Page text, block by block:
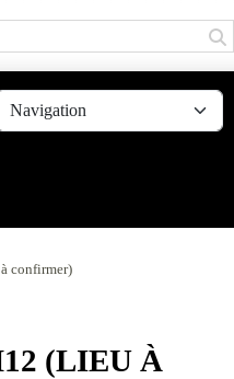
confirmer)
(LIEU À